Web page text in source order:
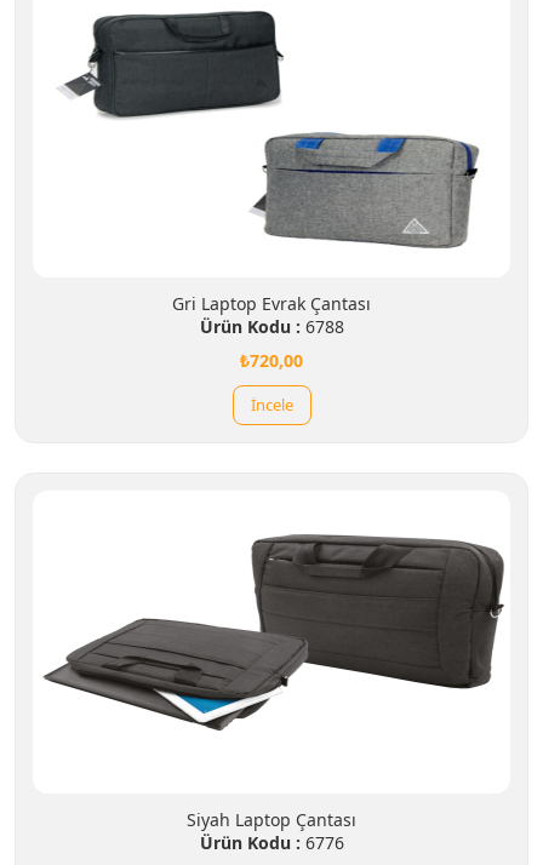
Gri Laptop Evrak Çantası
Ürün Kodu : 6788
₺720,00
İncele
Siyah Laptop Çantası
Ürün Kodu : 6776